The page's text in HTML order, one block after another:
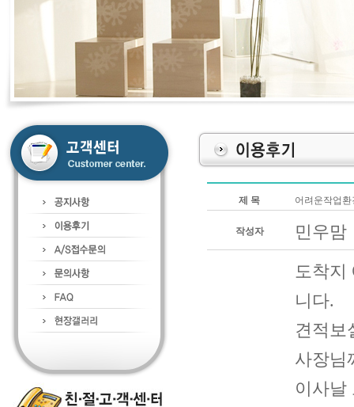
제 목 어려운작업
작성자 민우맘
도착지
니다.
견적보
사장님
이사날